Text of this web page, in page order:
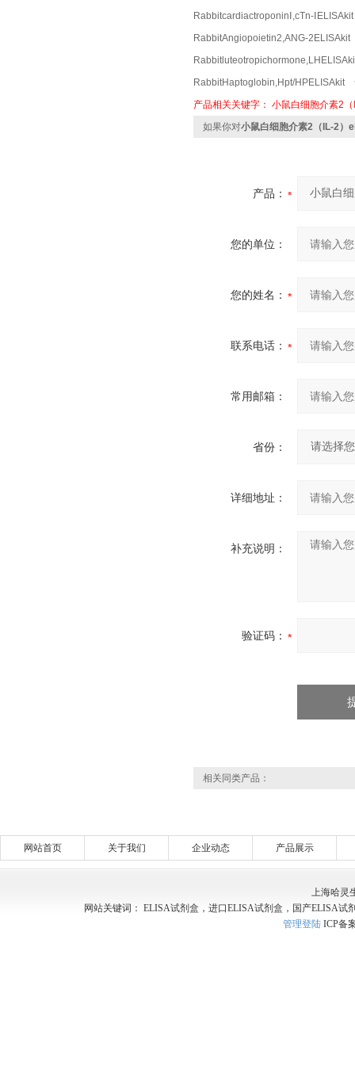
RabbitcardiactroponinⅠ,cTn-
RabbitAngiopoietin2,ANG-
RabbitHaptoglobin,Hpt/HPELISAkit
产品相关关键字： 小鼠白细胞介素2
如果你对小鼠白细胞介素2（IL-2）
产品：
您的单位：
您的姓名：
联系电话：
常用邮箱：
省份：
详细地址：
补充说明：
验证码：
相关同类产品：
网站首页 关于我们 企业动态 产品展示
上海哈灵
网站关键词： ELISA试剂盒，进口ELISA试剂盒，国产ELISA
管理登陆 ICP备